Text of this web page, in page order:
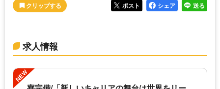
ポスト シェア 送る
求人情報
NEW